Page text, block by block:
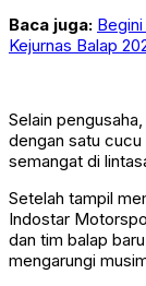
Baca juga:
Kejurnas Balap
Selain
dengan satu cucu
semangat di
Setelah tampil
Indostar
dan tim balap
mengarungi